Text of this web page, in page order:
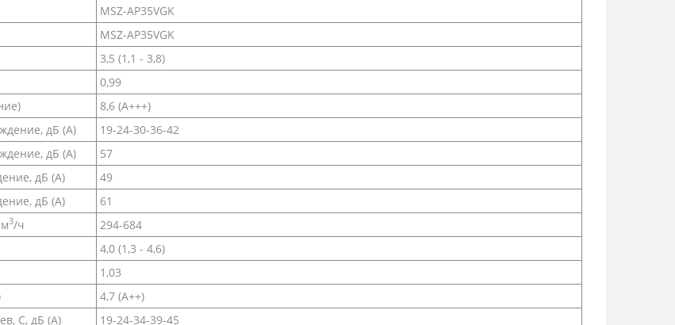
MSZ-AP35VGK
MSZ-AP35VGK
3,5 (1,1 - 3,8)
0,99
8,6 (A+++)
дБ (А)
19-24-30-36-42
дБ (А)
57
дБ (А)
49
дБ (А)
61
3/ч
294-684
4,0 (1,3 - 4,6)
1,03
4,7 (A++)
С, дБ (А)
19-24-34-39-45